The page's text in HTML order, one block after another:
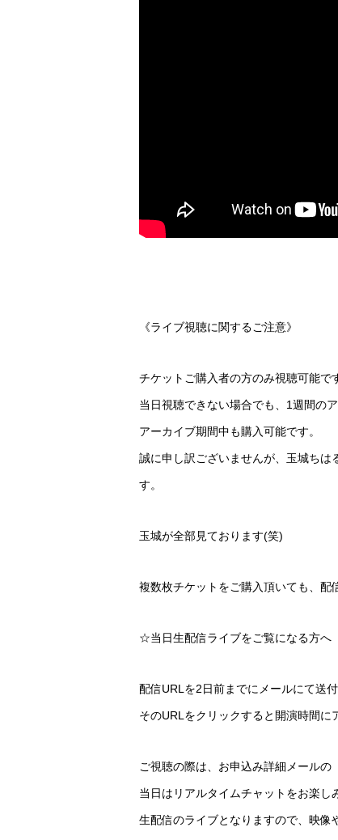
《ライブ視聴に関するご注意》
チケットご購入者の方のみ視聴可能で
当日視聴できない場合でも、1週間の
アーカイブ期間中も購入可能です。
誠に申し訳ございませんが、玉城ちは
す。
玉城が全部見ております(笑)
複数枚チケットをご購入頂いても、配
☆当日生配信ライブをご覧になる方へ
配信URLを2日前までにメールにて送付
そのURLをクリックすると開演時間に
ご視聴の際は、お申込み詳細メールの
当日はリアルタイムチャットをお楽し
生配信のライブとなりますので、映像